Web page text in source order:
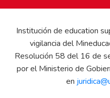
Institución de education
vigilancia del
Resolución 58 del 16 de
por el Ministerio de
en